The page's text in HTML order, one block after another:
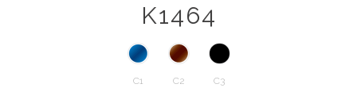
K1464
C1 C2 C3